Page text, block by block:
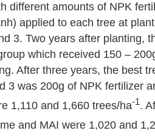
different amounts of NPK
applied to each tree at
3. Two years after planting,
which received 150 –
After three years, the best
3 was 200g of NPK fertilizer
1,110 and 1,660 trees/ha-1.
and MAI were 1,020 and